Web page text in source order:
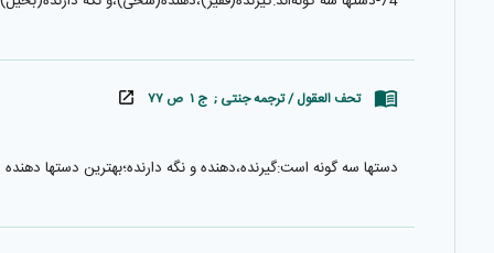
تحف العقول / ترجمه جنتی ; ج ۱ ص ۷۷
دستها سه گونه است:گيرنده،دهنده و نگه دارنده؛بهترين دستها